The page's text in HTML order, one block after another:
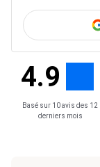
4.9
Basé sur 10 avis des 12
derniers mois